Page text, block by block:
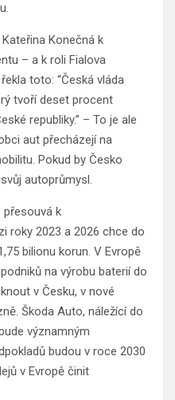
Konečná k
– a k roli Fialova
toto: “Česká vláda
tvoří deset procent
republiky.” – To je ale
aut přecházejí na
Pokud by Česko
autoprůmysl.
přesouvá k
roky 2023 a 2026 chce do
bilionu korun. V Evropě
na výrobu baterií do
v Česku, v nové
Škoda Auto, náležící do
významným
budou v roce 2030
v Evropě činit